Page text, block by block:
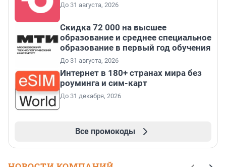
До 31 августа, 2026
Скидка 72 000 на высшее
образование и среднее специальное
образование в первый год обучения
До 31 августа, 2026
Интернет в 180+ странах мира без
роуминга и сим-карт
До 31 декабря, 2026
Все промокоды